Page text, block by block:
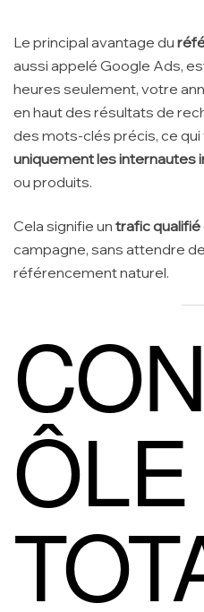
Le principal avantage du
aussi appelé Google Ads,
heures seulement, votre
en haut des résultats de
des mots-clés précis, ce
uniquement les internautes
ou produits.
Cela signifie un trafic qualifié
campagne, sans attendre
référencement naturel.
ÔLE